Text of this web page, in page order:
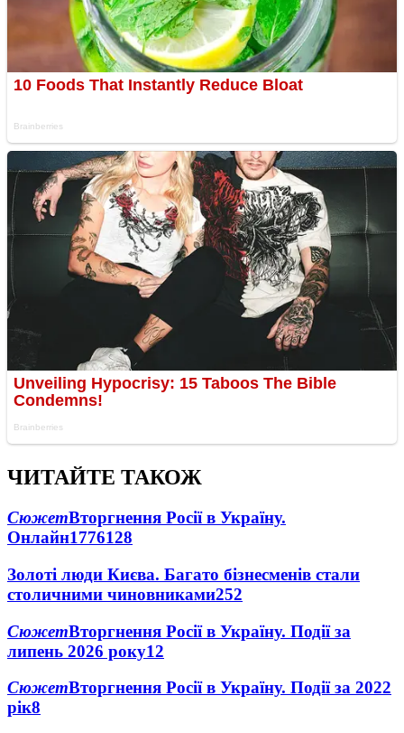
ЧИТАЙТЕ ТАКОЖ
СюжетВторгнення Росії в Україну.
Онлайн1776128
Золоті люди Києва. Багато бізнесменів стали
столичними чиновниками252
СюжетВторгнення Росії в Україну. Події за
липень 2026 року12
СюжетВторгнення Росії в Україну. Події за 2022
рік8